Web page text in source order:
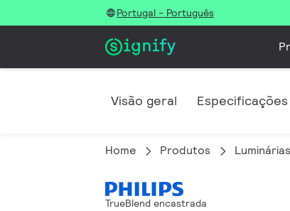
Portugal - Português
Visão geral Especificações
Home Produtos
TrueBlend encastrada